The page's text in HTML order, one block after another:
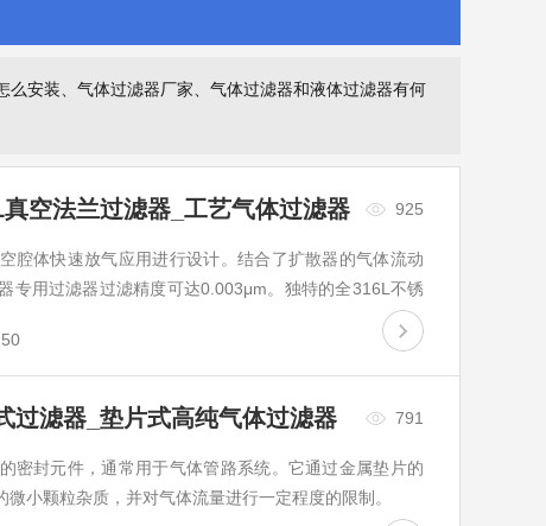
安装、气体过滤器厂家、气体过滤器和液体过滤器有何
空法兰过滤器_工艺气体过滤器 925
腔体快速放气应用进行设计。结合了扩散器的气体流动
专用过滤器过滤精度可达0.003μm。独特的全316L不锈
过滤器_垫片式高纯气体过滤器 791
密封元件，通常用于气体管路系统。它通过金属垫片的
小颗粒杂质，并对气体流量进行一定程度的限制。